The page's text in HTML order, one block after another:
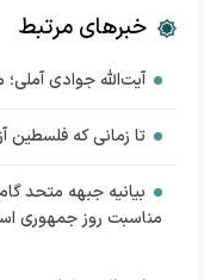
خبرهای مرتبط
آیت‌الله جوادی
تا زمانی که فلسطین
بیانیه جبهه متحد
مناسبت روز جمهوری